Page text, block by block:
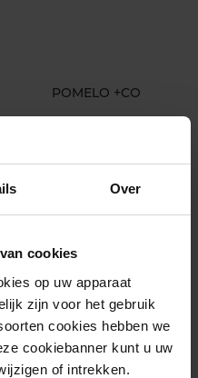
Over
cookies
op uw apparaat
zijn voor het gebruik
cookies hebben we
cookiebanner kunt u uw
of intrekken.
POMELO +CO